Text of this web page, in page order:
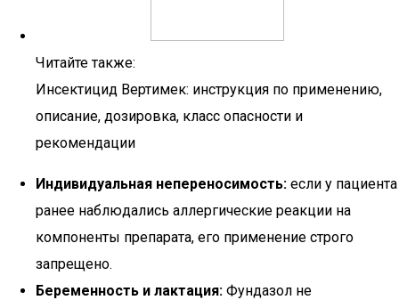
Читайте также:
Инсектицид Вертимек: инструкция по применению,
описание, дозировка, класс опасности и
рекомендации
Индивидуальная непереносимость: если у пациента
ранее наблюдались аллергические реакции на
компоненты препарата, его применение строго
запрещено.
Беременность и лактация: Фундазол не